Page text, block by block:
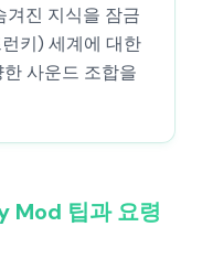
겨진 지식을 잠금
키) 세계에 대한
사운드 조합을
Mod 팁과 요령